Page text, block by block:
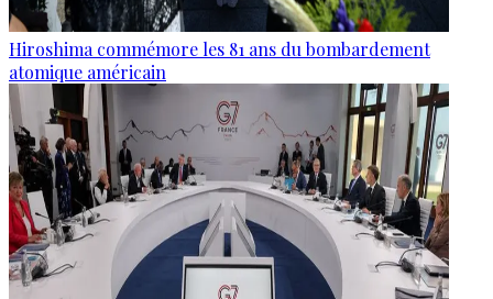
Hiroshima commémore les 81 ans du bombardement
atomique américain